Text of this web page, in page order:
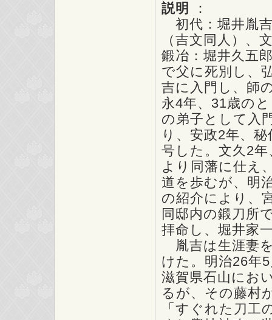
説明
：
初代：堀井胤
（吉文同人）、
鍛冶：堀井久五
で父に死別し、
吉に入門し、師
永4年、31歳の
の弟子として入
り、安政2年、
号した。文久2
より同藩に仕え
道を歩むが、明
の紹介により、
同邸内の鍛刀所
拝命し、堀井家
胤吉は生涯妻
けた。明治26年
滋賀県石山にお
るが、その藤村
「すぐれた刀